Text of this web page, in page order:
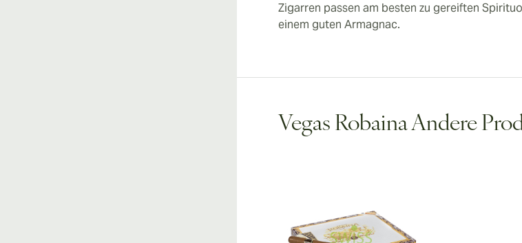
Zigarren passen am besten zu gereiften
einem guten Armagnac.
Vegas Robaina Andere